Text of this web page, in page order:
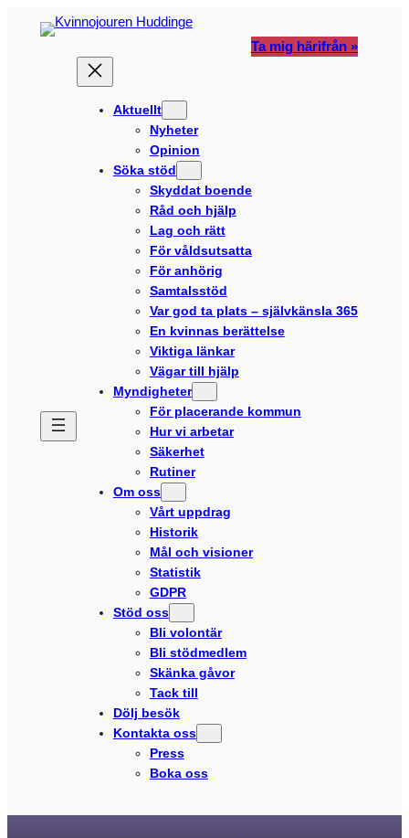
Ta mig härifrån »
Aktuellt
Nyheter
Opinion
Söka stöd
Skyddat boende
Råd och hjälp
Lag och rätt
För våldsutsatta
För anhörig
Samtalsstöd
Var god ta plats – självkänsla 365
En kvinnas berättelse
Viktiga länkar
Vägar till hjälp
Myndigheter
För placerande kommun
Hur vi arbetar
Säkerhet
Rutiner
Om oss
Vårt uppdrag
Historik
Mål och visioner
Statistik
GDPR
Stöd oss
Bli volontär
Bli stödmedlem
Skänka gåvor
Tack till
Dölj besök
Kontakta oss
Press
Boka oss